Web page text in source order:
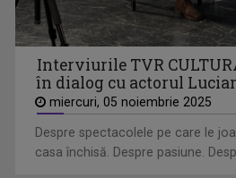
Interviurile TVR
în dialog cu actorul
miercuri, 05 noiembrie 2025
Despre spectacolele pe care le
casa închisă. Despre pasiune.